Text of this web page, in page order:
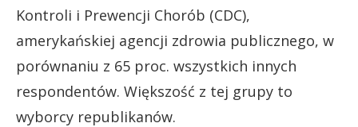
Kontroli i Prewencji Chorób (CDC),
amerykańskiej agencji zdrowia publicznego, w
porównaniu z 65 proc. wszystkich innych
respondentów. Większość z tej grupy to
wyborcy republikanów.